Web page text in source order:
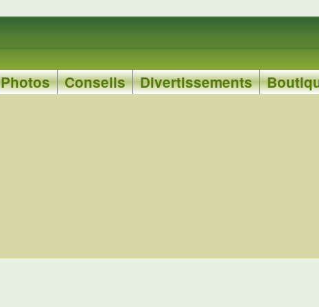
Photos Conseils Divertissements